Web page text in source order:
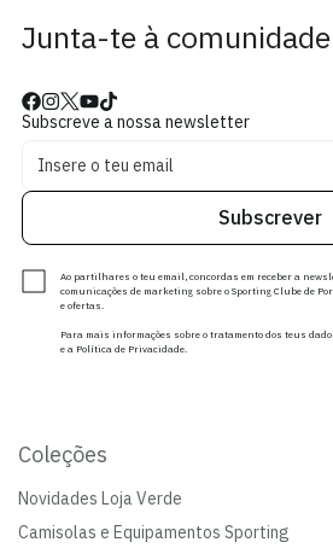
Junta-te à
Subscreve a nossa newsletter
Subscrever
Ao partilhares o teu email, concordas em receber a
comunicações de marketing sobre o Sporting Clube de
e ofertas.
Para mais informações sobre o tratamento dos teus
e a Política de Privacidade.
Coleções
Novidades Loja Verde
Camisolas e Equipamentos Sporting